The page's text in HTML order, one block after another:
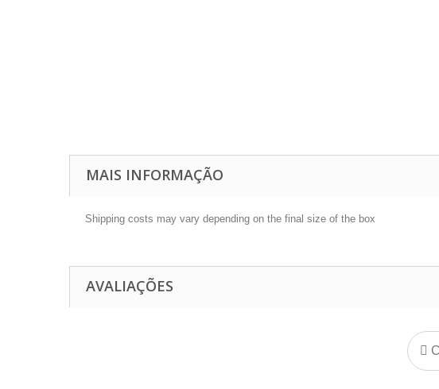
MAIS INFORMAÇÃO
Shipping costs may vary depending on the final size of the box
AVALIAÇÕES